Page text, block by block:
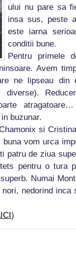
ului nu pare sa
insa sus, peste
este iarna
conditii bune.
Pentru primele
Avem
ne lipseau din
diverse).
buzunar.
si
vom urca
patru de ziua
pentru o tura
Numai
nedorind inca
)